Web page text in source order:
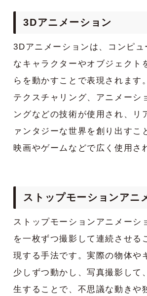
3Dアニメーション
3Dアニメーションは、コンピュ
なキャラクターやオブジェクト
らを動かすことで表現されます
テクスチャリング、アニメーシ
ングなどの技術が使用され、リ
ァンタジーな世界を創り出すこ
映画やゲームなどで広く使用さ
ストップモーションアニ
ストップモーションアニメーシ
を一枚ずつ撮影して連続させる
現する手法です。実際の物体や
少しずつ動かし、写真撮影して
生することで、不思議な動きや